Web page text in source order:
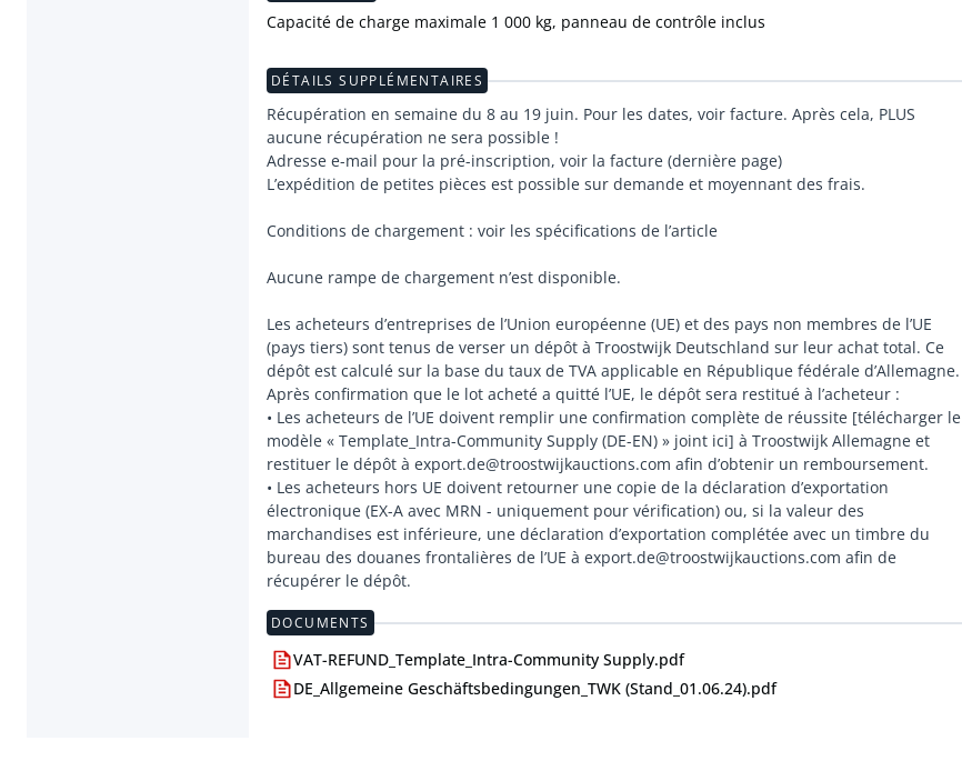
Capacité de charge maximale 1 000 kg, panneau de contrôle inclus
DÉTAILS SUPPLÉMENTAIRES
Récupération en semaine du 8 au 19 juin. Pour les dates, voir facture. Après cela, PLUS
aucune récupération ne sera possible !
Adresse e-mail pour la pré-inscription, voir la facture (dernière page)
L’expédition de petites pièces est possible sur demande et moyennant des frais.
Conditions de chargement : voir les spécifications de l’article
Aucune rampe de chargement n’est disponible.
Les acheteurs d’entreprises de l’Union européenne (UE) et des pays non membres de l’UE
(pays tiers) sont tenus de verser un dépôt à Troostwijk Deutschland sur leur achat total. Ce
dépôt est calculé sur la base du taux de TVA applicable en République fédérale d’Allemagne.
Après confirmation que le lot acheté a quitté l’UE, le dépôt sera restitué à l’acheteur :
• Les acheteurs de l’UE doivent remplir une confirmation complète de réussite [télécharger le
modèle « Template_Intra-Community Supply (DE-EN) » joint ici] à Troostwijk Allemagne et
restituer le dépôt à export.de@troostwijkauctions.com afin d’obtenir un remboursement.
• Les acheteurs hors UE doivent retourner une copie de la déclaration d’exportation
électronique (EX-A avec MRN - uniquement pour vérification) ou, si la valeur des
marchandises est inférieure, une déclaration d’exportation complétée avec un timbre du
bureau des douanes frontalières de l’UE à export.de@troostwijkauctions.com afin de
DOCUMENTS
VAT-REFUND_Template_Intra-Community Supply.pdf
DE_Allgemeine Geschäftsbedingungen_TWK (Stand_01.06.24).pdf